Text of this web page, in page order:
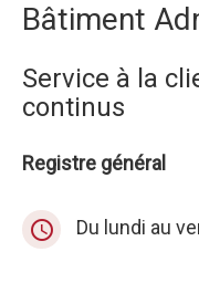
Bâtiment
Service à la
continus
Registre général
query_builder Du lundi au